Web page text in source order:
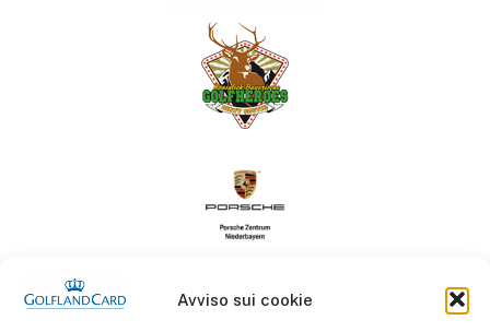
Avviso sui cookie